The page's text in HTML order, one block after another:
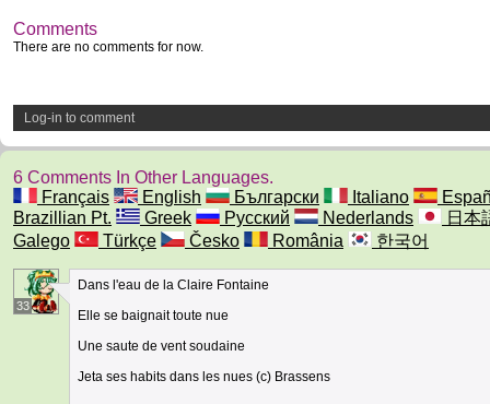
Comments
There are no comments for now.
Log-in to comment
6 Comments In Other Languages.
Français
English Български Italiano
Brazillian Pt.
Greek Русский Nederlands
日本
Galego
Türkçe Česko România 한국어
33
Dans l'eau de la Claire Fontaine
Elle se baignait toute nue
Une saute de vent soudaine
Jeta ses habits dans les nues (c) Brassens